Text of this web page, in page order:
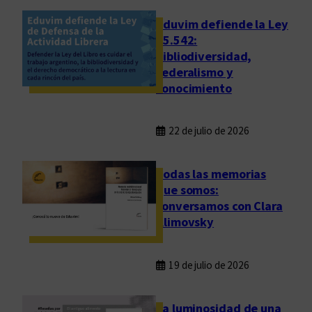
Eduvim defiende la Ley
25.542:
bibliodiversidad,
federalismo y
conocimiento
22 de julio de 2026
Todas las memorias
que somos:
conversamos con Clara
Klimovsky
19 de julio de 2026
La luminosidad de una